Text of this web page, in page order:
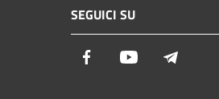
SEGUICI SU
Facebook Youtube